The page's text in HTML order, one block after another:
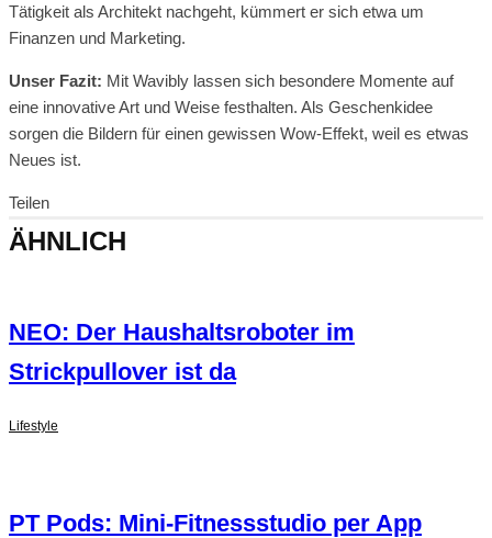
Tätigkeit als Architekt nachgeht, kümmert er sich etwa um
Finanzen und Marketing.
Unser Fazit: Mit Wavibly lassen sich besondere Momente auf
eine innovative Art und Weise festhalten. Als Geschenkidee
sorgen die Bildern für einen gewissen Wow-Effekt, weil es etwas
Neues ist.
Teilen
ÄHNLICH
NEO: Der Haushaltsroboter im
Strickpullover ist da
Lifestyle
PT Pods: Mini-Fitnessstudio per App